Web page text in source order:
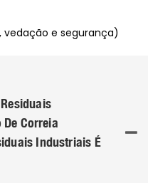
e segurança)
Correia
Industriais É